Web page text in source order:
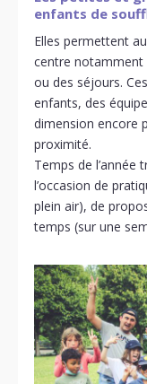
enfants de
Elles permettent
centre notamment
ou des séjours.
enfants, des
dimension encore
proximité.
Temps de l’année
l’occasion de
plein air), de
temps (sur une